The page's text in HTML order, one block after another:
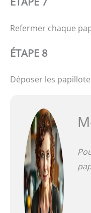
Refermer chaque
ÉTAPE 8
Déposer les